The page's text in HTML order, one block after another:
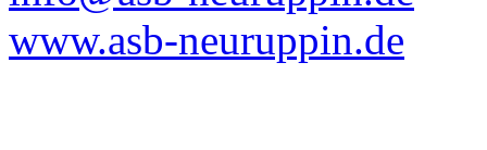
www.asb-neuruppin.de